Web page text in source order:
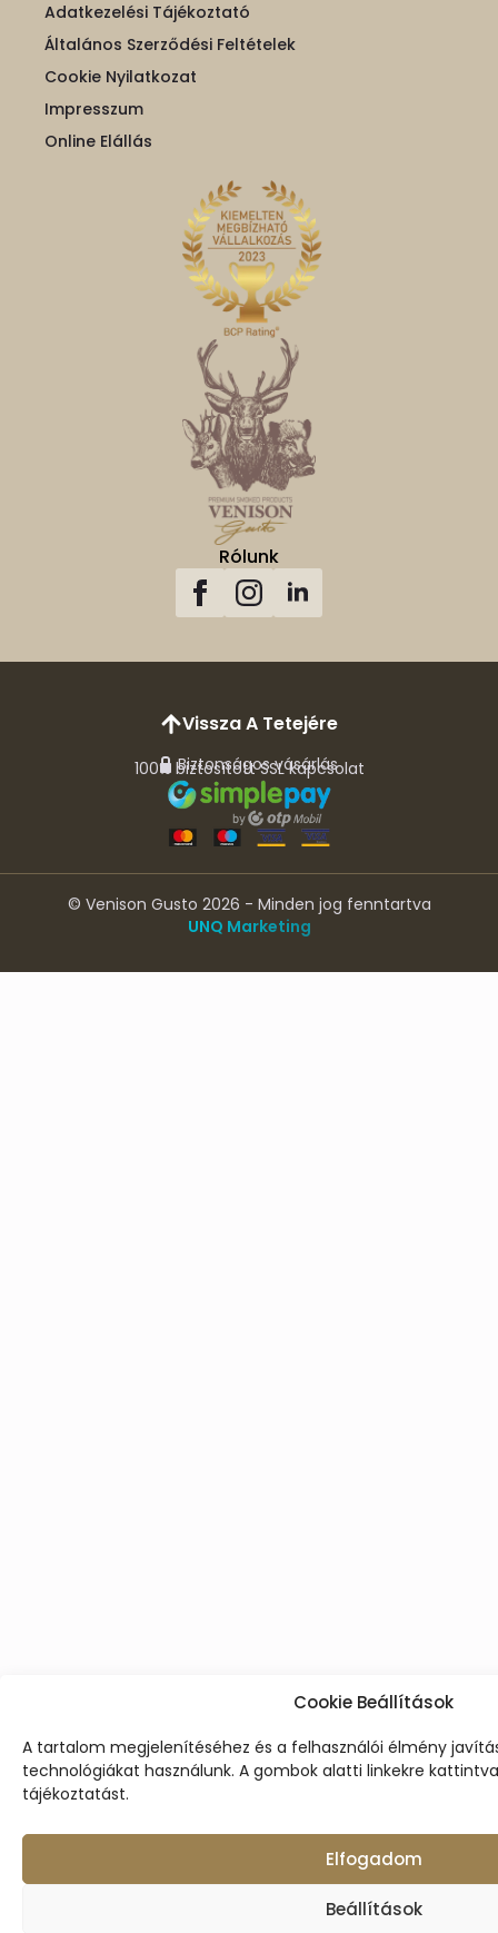
Cookie Beállítások
A tartalom megjelenítéséhez és a felhasználói élmény
technológiákat használunk. A gombok alatti linkekre
tájékoztatást.
Elfogadom
Beállítások
Adatkezelési Tájékoztató
Általános Szerződési Feltételek
Cookie Nyilatkozat
Impresszum
Online Elállás
Rólunk
Biztonságos vásárlás
100% biztosított SSL kapcsolat
Vissza A Tetejére
© Venison Gusto 2026 - Minden jog fenntartva
UNQ Marketing